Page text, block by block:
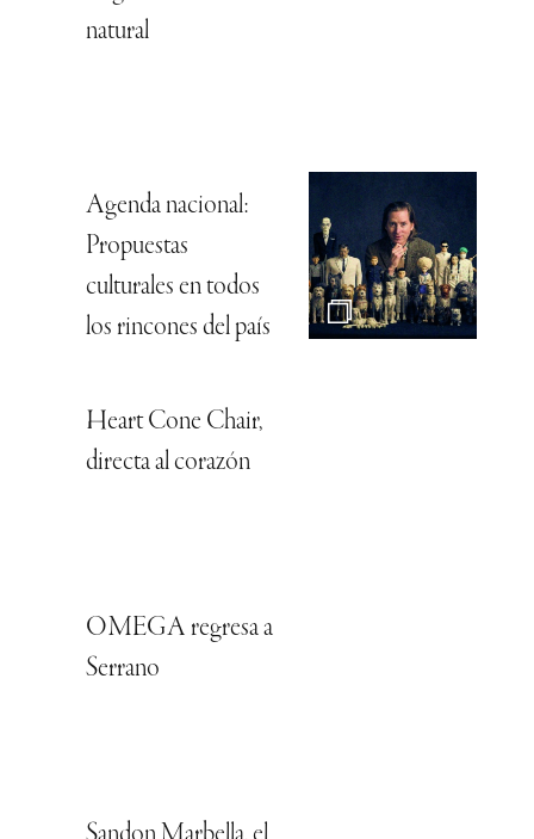
natural
Agenda nacional:
Propuestas
culturales en todos
los rincones del país
Heart Cone Chair,
directa al corazón
OMEGA regresa a
Serrano